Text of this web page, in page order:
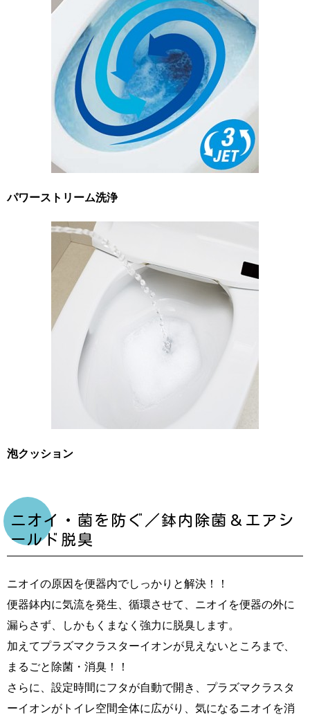
パワーストリーム洗浄
泡クッション
ニオイ・菌を防ぐ／鉢内除菌＆エアシ
ールド脱臭
ニオイの原因を便器内でしっかりと解決！！
便器鉢内に気流を発生、循環させて、ニオイを便器の外に
漏らさず、しかもくまなく強力に脱臭します。
加えてプラズマクラスターイオンが見えないところまで、
まるごと除菌・消臭！！
さらに、設定時間にフタが自動で開き、プラズマクラスタ
ーイオンがトイレ空間全体に広がり、気になるニオイを消